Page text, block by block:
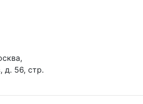
д. 56, стр.